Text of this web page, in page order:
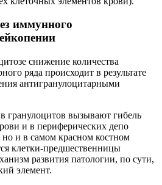
иммунного
снижение количества
ряда происходит в результате
антигранулоцитарными
гранулоцитов вызывают гибель
и в периферических депо
но и в самом красном костном
клетки-предшественницы
развития патологии, по сути,
элемент.